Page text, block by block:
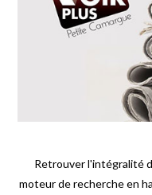
Retrouver l'intégralité
moteur de recherche en